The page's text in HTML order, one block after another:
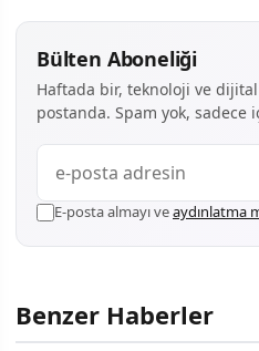
Bülten Aboneliği
Haftada bir, teknoloji ve
postanda. Spam yok, sadece
E-posta almayı veaydınlatma
Benzer Haberler